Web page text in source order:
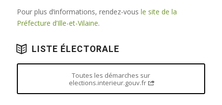
Pour plus d’informations, rendez-vous le site de la
Préfecture d’Ille-et-Vilaine.
LISTE ÉLECTORALE
Toutes les démarches sur
elections.interieur.gouv.fr